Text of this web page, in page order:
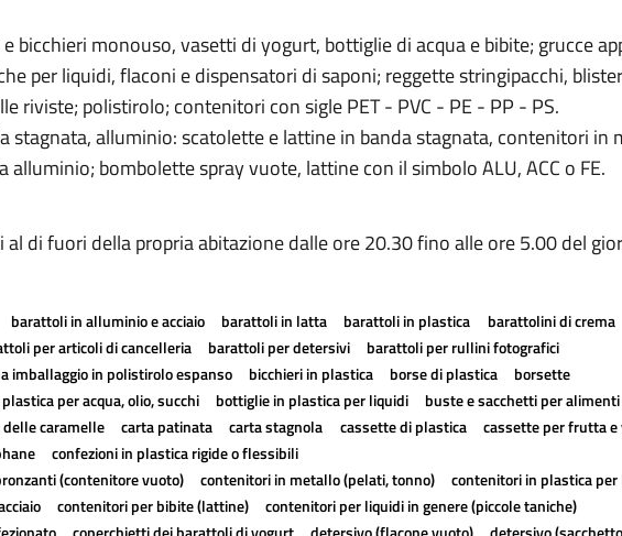
bicchieri monouso, vasetti di yogurt, bottiglie di acqua e bibite; grucce
per liquidi, flaconi e dispensatori di saponi; reggette stringipacchi,
riviste; polistirolo; contenitori con sigle PET - PVC - PE - PP - PS.
stagnata, alluminio: scatolette e lattine in banda stagnata, contenitori in
bombolette spray vuote, lattine con il simbolo ALU, ACC o FE.
di fuori della propria abitazione dalle ore 20.30 fino alle ore 5.00 del
barattoli in alluminio e acciaio barattoli in latta barattoli in plastica
barattolini di crema
per articoli di cancelleria barattoli per detersivi
barattoli per rullini fotografici
imballaggio in polistirolo espanso bicchieri in plastica borse di plastica
borsette
per acqua, olio, succhi bottiglie in plastica per liquidi
buste e sacchetti per
caramelle carta patinata carta stagnola cassette di plastica
cassette per frutta e
confezioni in plastica rigide o flessibili
(contenitore vuoto)
contenitori in metallo (pelati, tonno)
contenitori in plastica per
contenitori per bibite (lattine)
contenitori per liquidi in genere (piccole taniche)